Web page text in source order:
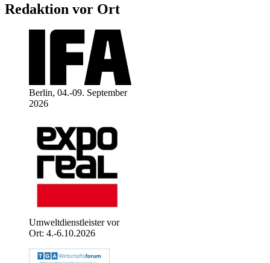
Redaktion vor Ort
Berlin, 04.-09. September
2026
Umweltdienstleister vor
Ort: 4.-6.10.2026